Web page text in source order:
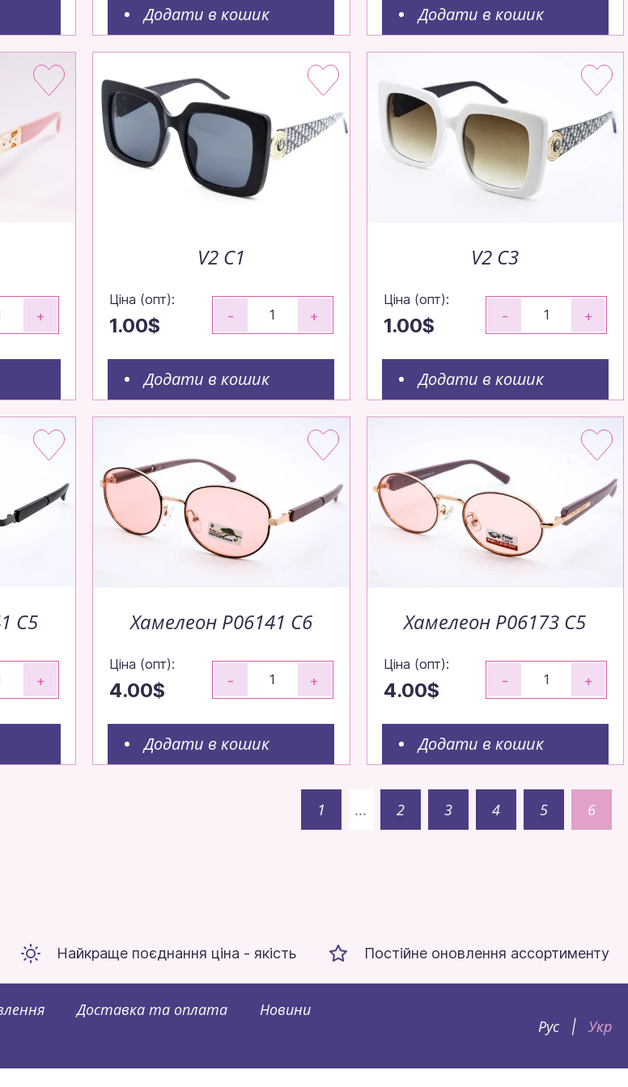
Додати в кошик Додати в кошик
+
V2 C1
Ціна (опт):
1.00$ - +
Додати в кошик
V2 C3
Ціна (опт):
1.00$ - +
Додати в кошик
C5
+
Хамелеон P06141 C6
Ціна (опт):
4.00$ - +
Додати в кошик
Хамелеон P06173 C5
Ціна (опт):
4.00$ - +
Додати в кошик
1 ... 2 3 4 5 6
Найкраще поєднання ціна - якість Постійне оновлення ассортименту
Доставка та оплата
Новини
Рус | Укр